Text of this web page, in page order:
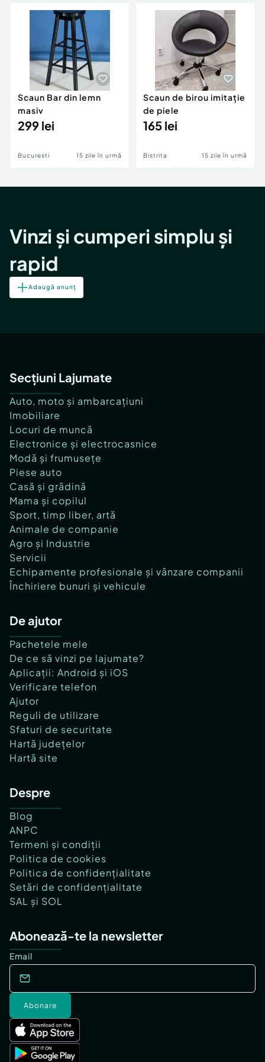
Animale de companie
Afaceri și echipamente profesionale
Inchiriere Bunuri si Vehicule
Utilaje agricole si industriale
Piese auto si accesorii
Dacia Duster
Scaun Bar din lemn
masiv
299 lei
Bucuresti 15 zile în urmă
Scaun de birou imitație
de piele
165 lei
Bistrita 15 zile în urmă
Vinzi și cumperi simplu și
rapid
Adaugă anunț
Secțiuni Lajumate
Auto, moto și ambarcațiuni
Imobiliare
Locuri de muncă
Electronice și electrocasnice
Modă și frumusețe
Piese auto
Casă și grădină
Mama și copilul
Sport, timp liber, artă
Animale de companie
Agro și Industrie
Servicii
Echipamente profesionale și vânzare companii
Închiriere bunuri și vehicule
De ajutor
Pachetele mele
De ce să vinzi pe lajumate?
Aplicații: Android și iOS
Verificare telefon
Ajutor
Reguli de utilizare
Sfaturi de securitate
Hartă județelor
Hartă site
Despre
Blog
ANPC
Termeni și condiții
Politica de cookies
Politica de confidențialitate
Setări de confidențialitate
SAL și SOL
Abonează-te la newsletter
Email
Abonare